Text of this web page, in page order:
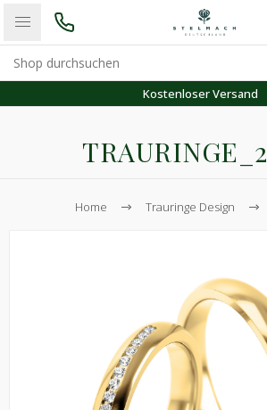
Kostenloser Versand
Home Trauringe Design